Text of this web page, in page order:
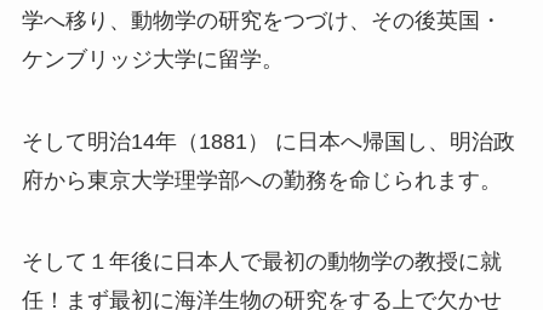
学へ移り、動物学の研究をつづけ、その後英国・
ケンブリッジ大学に留学。
そして明治14年（1881） に日本へ帰国し、明治政
府から東京大学理学部への勤務を命じられます。
そして１年後に日本人で最初の動物学の教授に就
任！まず最初に海洋生物の研究をする上で欠かせ